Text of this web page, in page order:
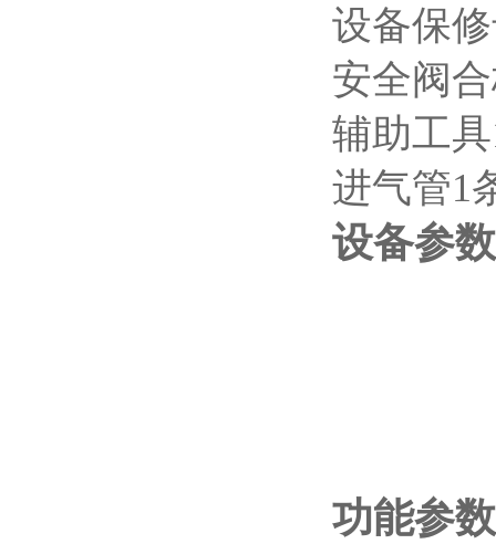
设备保
安全阀
辅助工
进气管1
设备参数
功能参数